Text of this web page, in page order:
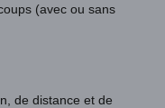
(avec ou sans
de distance et de